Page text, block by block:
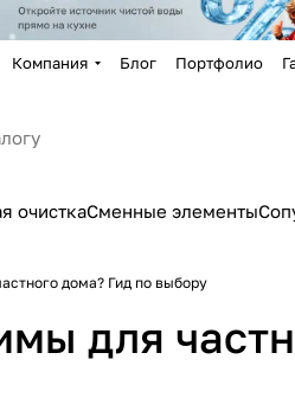
Компания Блог Портфолио
очисткаСменные элементы
дома? Гид по выбору
для